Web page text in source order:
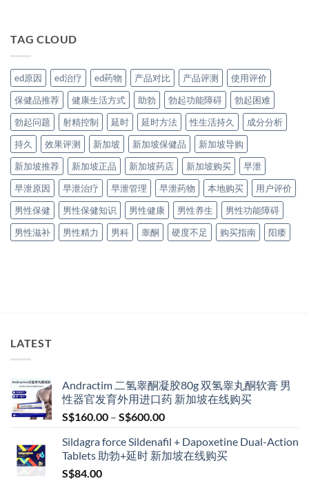
TAG CLOUD
ed原因 ed治疗 ed药物 产品对比 产品评测
使用评价
保健品推荐
健康生活方式 助勃 勃起功能障碍
勃起困难
勃起问题
射精控制 延时 延时方法 性生活持久
成分分析
持久
效果评测 新加坡 新加坡保健品
新加坡导购
新加坡推荐
新加坡正品 新加坡药店 新加坡购买
早泄
早泄原因
早泄治疗 早泄管理 早泄药物 本地购买
用户评价
男性保健
男性保健知识 男性健康 男性养生
男性功能障碍
男性滋补
男性精力 男科 睾酮 硬度不足 购买指南 阳痿
LATEST
Andractim 二氢睾酮凝胶80g 双氢睾丸酮软膏 男
性器官发育外用进口药 新加坡在线购买
S$160.00 – S$600.00Price
S$160.00
through
Sildagra force Sildenafil + Dapoxetine Dual-Action
Tablets 助勃+延时 新加坡在线购买
S$84.00